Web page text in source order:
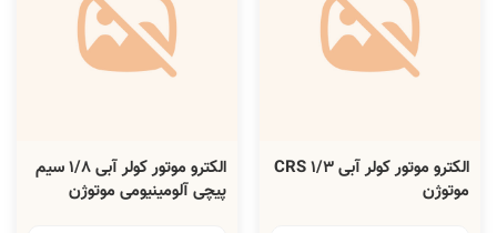
الکترو موتور کولر آبی 1/3 CRS
موتوژن
الکترو موتور کولر آبی 1/8 سیم
پیچی آلومینیومی موتوژن